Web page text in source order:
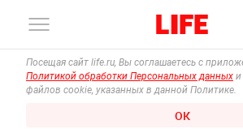
Посещая сайт life.ru, Вы соглашаетесь с
Политикой обработки Персональных данных и
файлов cookie, указанных в данной Политике.
ОК